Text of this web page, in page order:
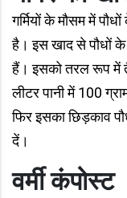
गर्मियों के मौसम में
है। इस खाद से पौधों के
हैं। इसको तरल रूप में
लीटर पानी में 100
फिर इसका छिड़काव
दें।
वर्मी कंपोस्ट